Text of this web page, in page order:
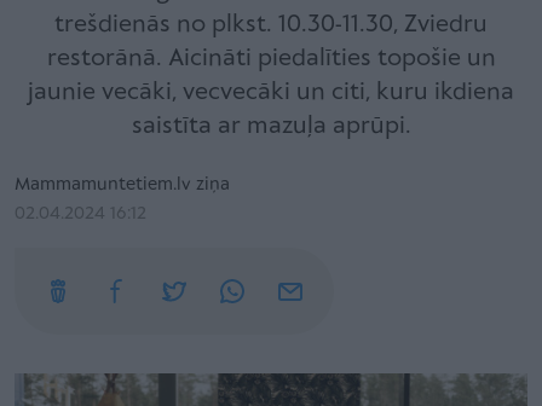
trešdienās no plkst. 10.30-11.30, Zviedru
restorānā. Aicināti piedalīties topošie un
jaunie vecāki, vecvecāki un citi, kuru ikdiena
saistīta ar mazuļa aprūpi.
Mammamuntetiem.lv ziņa
02.04.2024 16:12